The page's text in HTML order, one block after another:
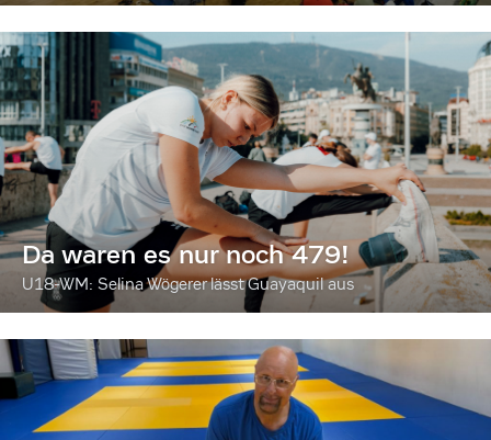
Da waren es nur noch 479!
U18-WM: Selina Wögerer lässt Guayaquil aus